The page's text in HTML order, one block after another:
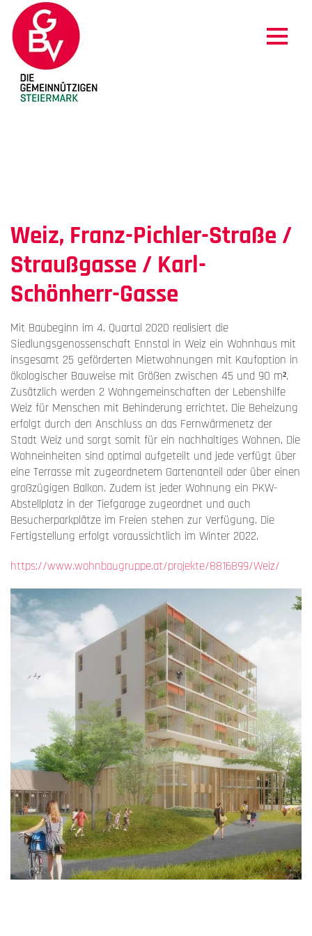
Weiz, Franz-Pichler-Straße /
Straußgasse / Karl-
Schönherr-Gasse
Mit Baubeginn im 4. Quartal 2020 realisiert die
Siedlungsgenossenschaft Ennstal in Weiz ein Wohnhaus mit
insgesamt 25 geförderten Mietwohnungen mit Kaufoption in
ökologischer Bauweise mit Größen zwischen 45 und 90 m².
Zusätzlich werden 2 Wohngemeinschaften der Lebenshilfe
Weiz für Menschen mit Behinderung errichtet. Die Beheizung
erfolgt durch den Anschluss an das Fernwärmenetz der
Stadt Weiz und sorgt somit für ein nachhaltiges Wohnen. Die
Wohneinheiten sind optimal aufgeteilt und jede verfügt über
eine Terrasse mit zugeordnetem Gartenanteil oder über einen
großzügigen Balkon. Zudem ist jeder Wohnung ein PKW-
Abstellplatz in der Tiefgarage zugeordnet und auch
Besucherparkplätze im Freien stehen zur Verfügung. Die
Fertigstellung erfolgt voraussichtlich im Winter 2022.
https://www.wohnbaugruppe.at/projekte/8816899/Weiz/